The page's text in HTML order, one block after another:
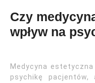
Czy
wpływ na
Medycyna
psychikę